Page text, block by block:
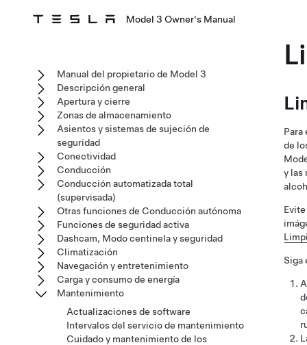
Model 3 Owner's Manual
Para
de
y las
Siga
Manual del propietario de Model 3
Descripción general
Apertura y cierre
Zonas de almacenamiento
Asientos y sistemas de sujeción de
seguridad
Conectividad
Conducción
Conducción automatizada total
(supervisada)
Otras funciones de Conducción autónoma
Funciones de seguridad activa
Dashcam, Modo centinela y seguridad
Climatización
Navegación y entretenimiento
Carga y consumo de energía
Mantenimiento
Actualizaciones de software
Intervalos del servicio de mantenimiento
Cuidado y mantenimiento de los